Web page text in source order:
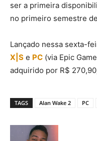
ser a primeira
no primeiro semestre
Lançado nessa sexta-
X|S e PC (via Epic
adquirido por R$
TAGS Alan Wake 2 PC